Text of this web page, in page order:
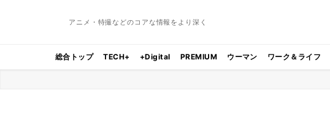
アニメ・特撮などのコアな情報をより深く
総合トップ TECH+ +Digital PREMIUM ウーマン ワーク＆ライフ